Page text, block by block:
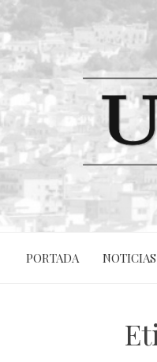
PORTADA NOTICIAS